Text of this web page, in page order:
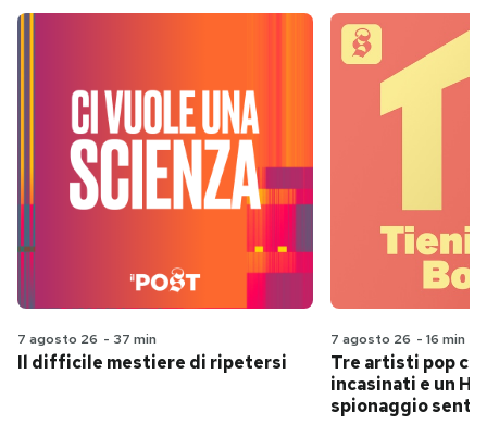
7 agosto 26 - 37 min
Il difficile mestiere di ripetersi
7 agosto 26 - 16 min
Tre artisti pop
incasinati e un
spionaggio